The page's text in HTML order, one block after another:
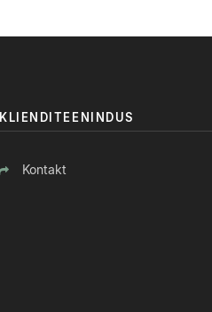
KLIENDITEENINDUS
Kontakt